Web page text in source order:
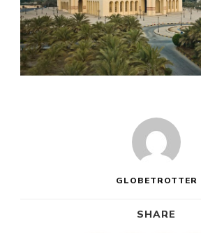
GLOBETROTTER
SHARE